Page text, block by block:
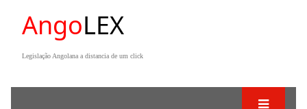
AngoLEX
Legislação Angolana a distancia de um click